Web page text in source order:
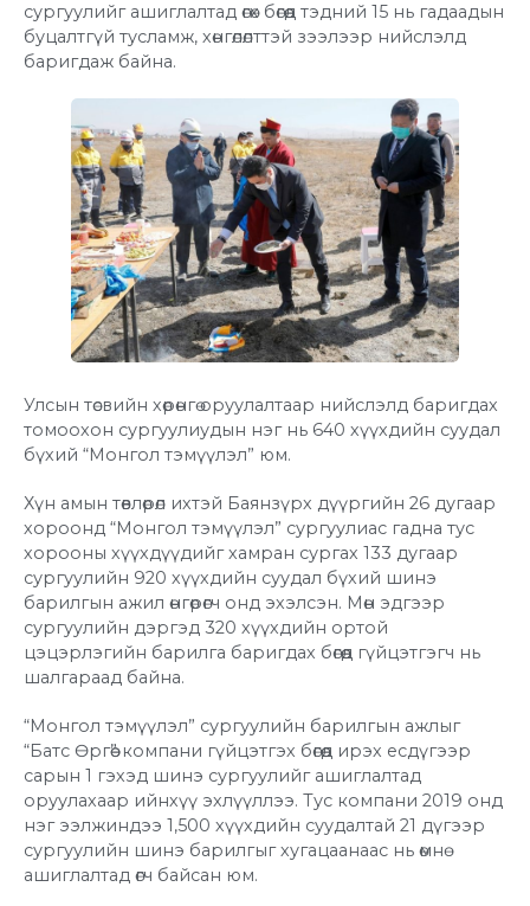
сургуулийг ашиглалтад өгөх бөгөөд тэдний 15 нь гадаадын
буцалтгүй тусламж, хөнгөлөлттэй зээлээр нийслэлд
баригдаж байна.
Улсын төсвийн хөрөнгө оруулалтаар нийслэлд баригдах
томоохон сургуулиудын нэг нь 640 хүүхдийн суудал
бүхий “Монгол тэмүүлэл” юм.
Хүн амын төвлөрөл ихтэй Баянзүрх дүүргийн 26 дугаар
хороонд “Монгол тэмүүлэл” сургуулиас гадна тус
хорооны хүүхдүүдийг хамран сургах 133 дугаар
сургуулийн 920 хүүхдийн суудал бүхий шинэ
барилгын ажил өнгөрөгч онд эхэлсэн. Мөн эдгээр
сургуулийн дэргэд 320 хүүхдийн ортой
цэцэрлэгийн барилга баригдах бөгөөд гүйцэтгэгч нь
шалгараад байна.
“Монгол тэмүүлэл” сургуулийн барилгын ажлыг
“Батс Өргөө” компани гүйцэтгэх бөгөөд ирэх есдүгээр
сарын 1 гэхэд шинэ сургуулийг ашиглалтад
оруулахаар ийнхүү эхлүүллээ. Тус компани 2019 онд
нэг ээлжиндээ 1,500 хүүхдийн суудалтай 21 дүгээр
сургуулийн шинэ барилгыг хугацаанаас нь өмнө
ашиглалтад өгч байсан юм.